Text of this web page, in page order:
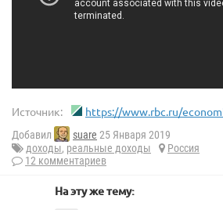
Источник: https://www.rbc.ru/
Добавил suare 25 Января 2019
доходы, реальные доходы
Россия
12 комментариев
На эту же тему: